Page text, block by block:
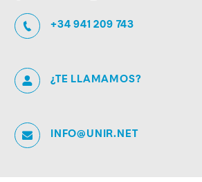
+34 941 209 743
¿TE LLAMAMOS?
INFO@UNIR.NET